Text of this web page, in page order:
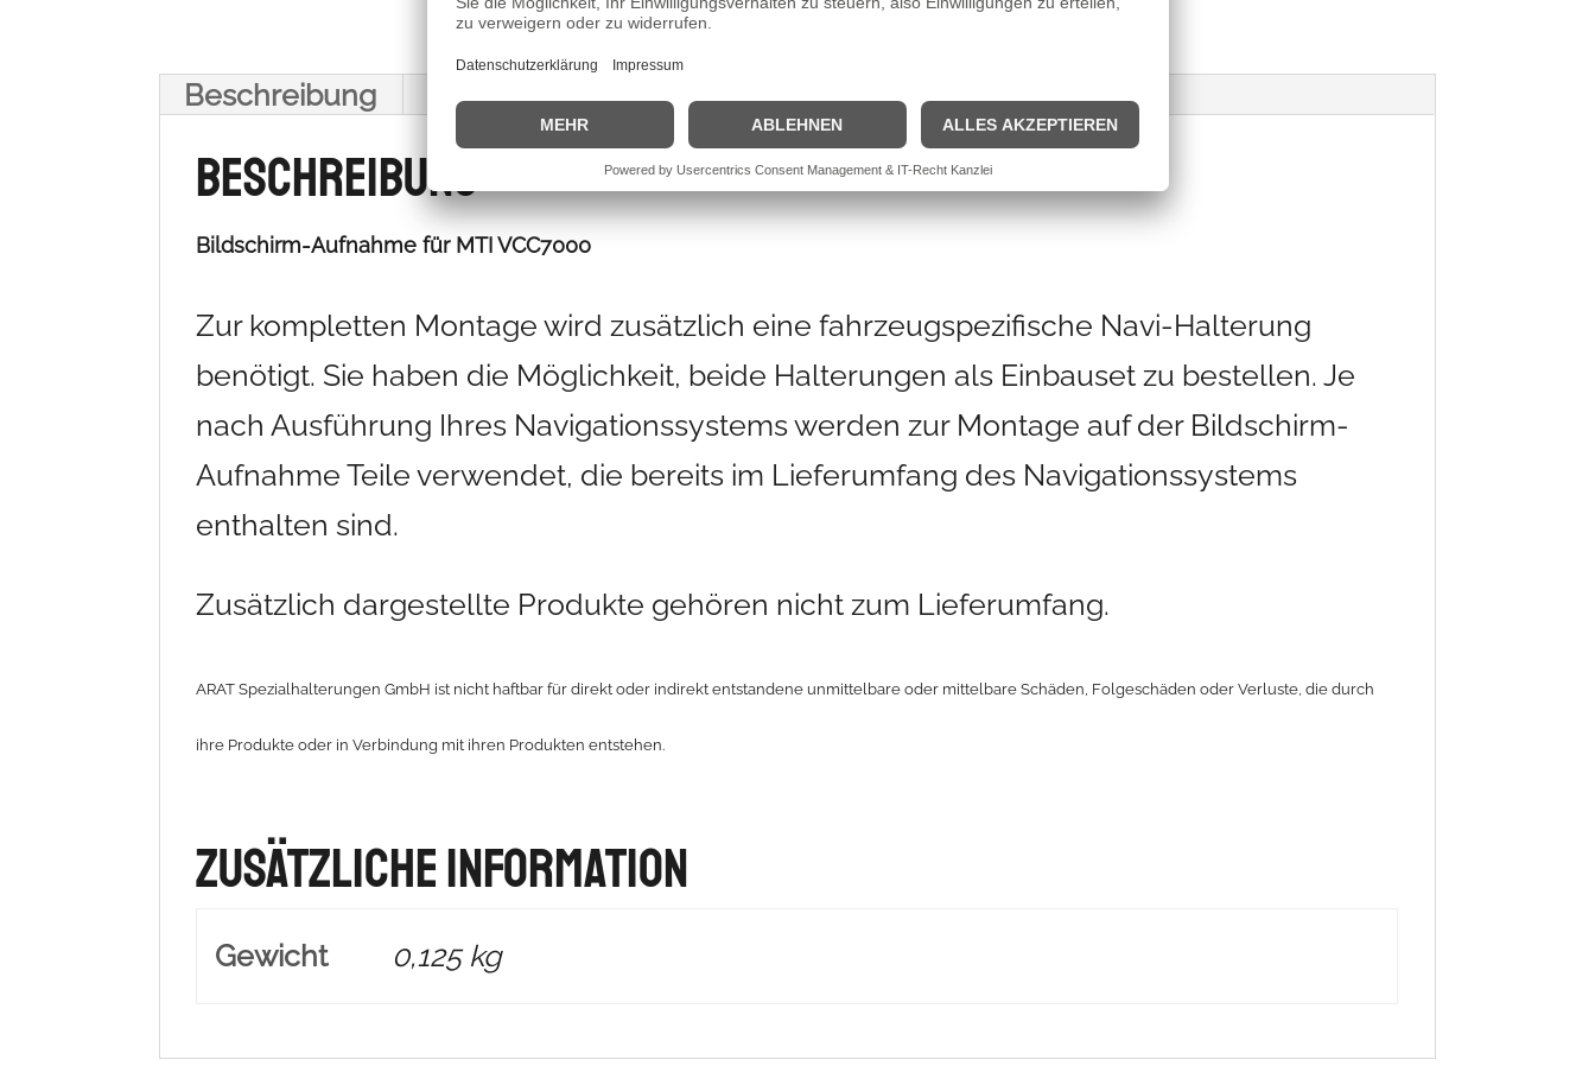
Beschreibung Zusätzliche Information
Beschreibung
Bildschirm-Aufnahme für MTI VCC7000
Zur kompletten Montage wird zusätzlich eine fahrzeugspezifische Navi-Halterung
benötigt. Sie haben die Möglichkeit, beide Halterungen als Einbauset zu bestellen. Je
nach Ausführung Ihres Navigationssystems werden zur Montage auf der Bildschirm-
Aufnahme Teile verwendet, die bereits im Lieferumfang des Navigationssystems
enthalten sind.
Zusätzlich dargestellte Produkte gehören nicht zum Lieferumfang.
ARAT Spezialhalterungen GmbH ist nicht haftbar für direkt oder indirekt entstandene unmittelbare oder mittelbare Schäden, Folgeschäden oder Verluste, die durch
ihre Produkte oder in Verbindung mit ihren Produkten entstehen.
Zusätzliche Information
Gewicht 0,125 kg